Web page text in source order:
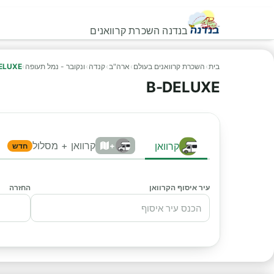
בנדנה השכרת קרוואנים
בית› השכרת קרוואנים בעולם › ארה"ב›קנדה › ונקובר - נמל תעופה ›
B-DELUXE
קרוואן + קרוואן + מסלול חדש
עיר איסוף הקרוואן החזרה